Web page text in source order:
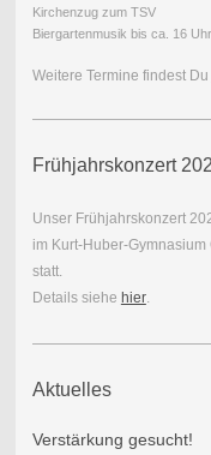
Kirchenzug zum TSV
Biergartenmusik bis ca. 16 Uhr
Weitere Termine findest Du
Frühjahrskonzert
Unser Frühjahrskonzert
im Kurt-Huber-Gymnasium
statt.
Details siehe hier.
Aktuelles
Verstärkung gesucht!